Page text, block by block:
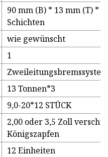
90 mm (B) * 13 mm (T) *
Schichten
wie gewünscht
1
Zweileitungsbremssystem
13 Tonnen*3
9,0-20*12 STÜCK
2,00 oder 3,5 Zoll
Königszapfen
12 Einheiten